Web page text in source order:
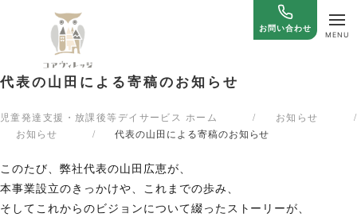
お問い合わせ
代表の山田による寄稿のお知らせ
児童発達支援・放課後等デイサービス ホーム / お知らせ
/
お知らせ
/ 代表の山田による寄稿のお知らせ
このたび、弊社代表の山田広恵が、
本事業設立のきっかけや、これまでの歩み、
そしてこれからのビジョンについて綴ったストーリーが、